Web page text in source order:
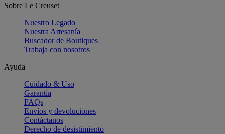
Sobre Le Creuset
Nuestro Legado
Nuestra Artesanía
Buscador de Boutiques
Trabaja con nosotros
Ayuda
Cuidado & Uso
Garantía
FAQs
Envíos y devoluciones
Contáctanos
Derecho de desistimiento